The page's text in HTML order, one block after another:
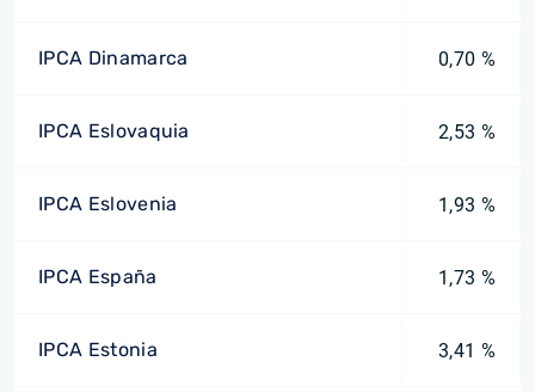
IPCA Dinamarca 0,70 %
IPCA Eslovaquia 2,53 %
IPCA Eslovenia 1,93 %
IPCA España 1,73 %
IPCA Estonia 3,41 %